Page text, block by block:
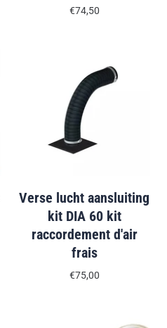
€74,50
Verse lucht aansluiting
kit DIA 60 kit
raccordement d'air
frais
€75,00